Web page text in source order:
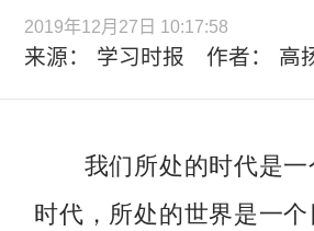
2019年12月27日 10:17:58
来源： 学习时报 作者： 高
我们所处的时代是一
时代，所处的世界是一